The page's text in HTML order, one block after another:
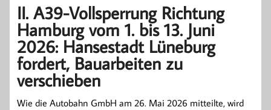
II. A39-Vollsperrung Richtung
Hamburg vom 1. bis 13. Juni
2026: Hansestadt Lüneburg
fordert, Bauarbeiten zu
verschieben
Wie die Autobahn GmbH am 26. Mai 2026 mitteilte, wird